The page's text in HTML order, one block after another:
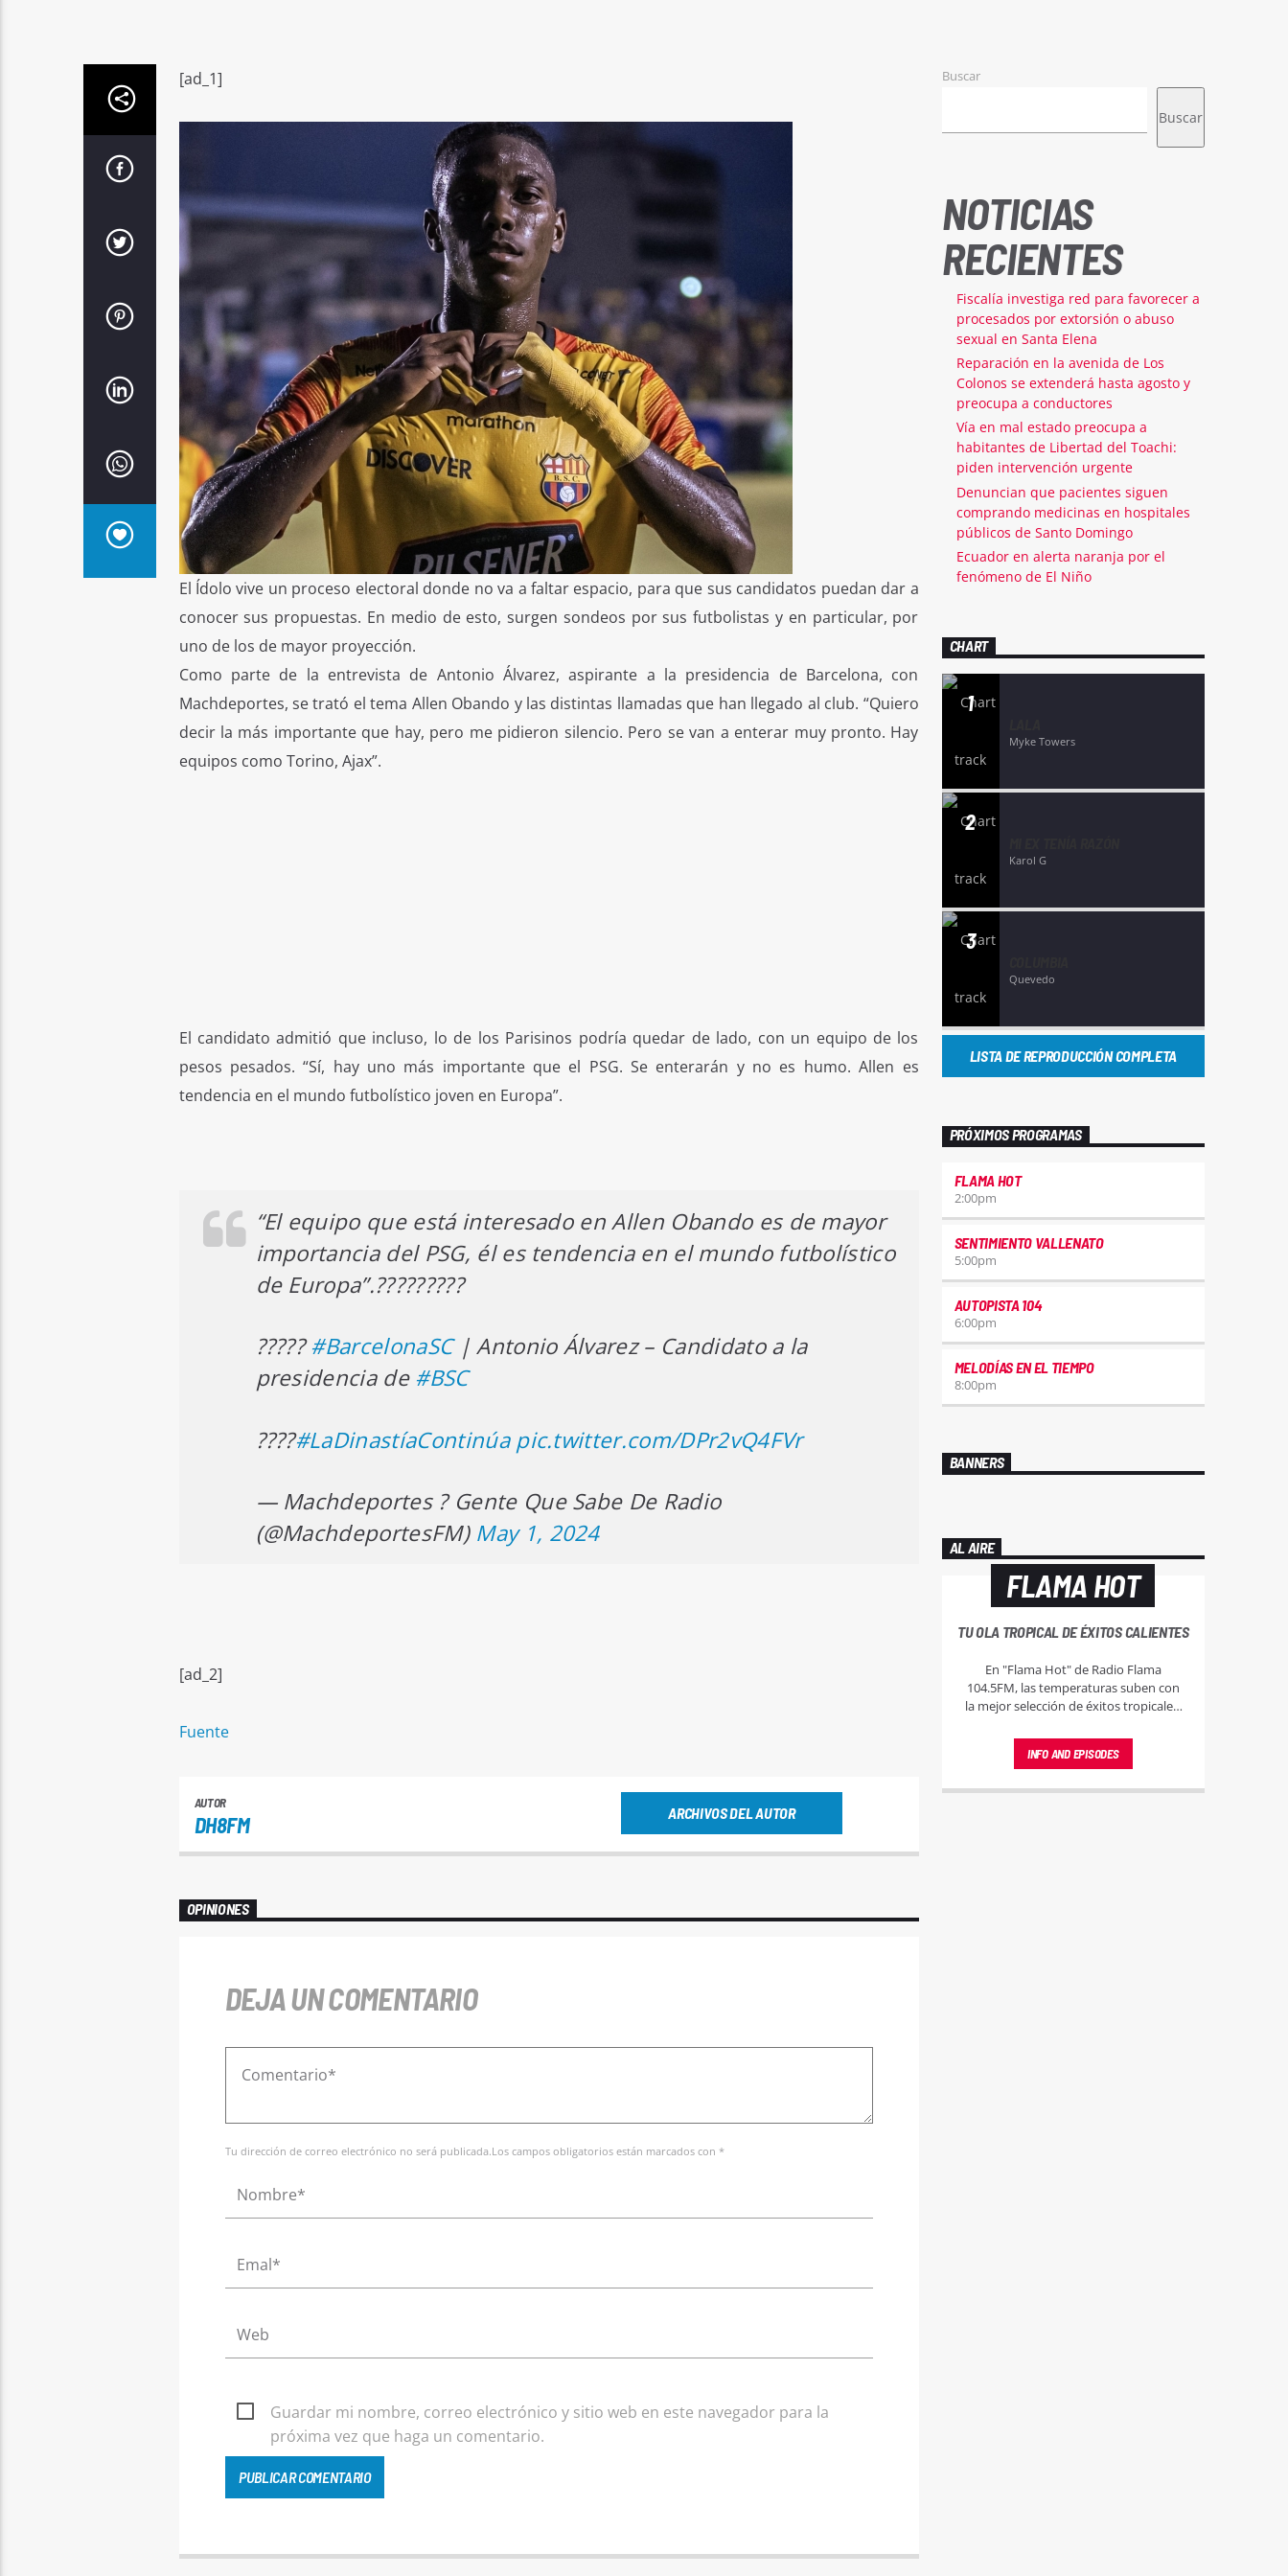
[ad_1]
El Ídolo vive un proceso electoral donde no va a faltar espacio, para que sus candidatos puedan dar a
conocer sus propuestas. En medio de esto, surgen sondeos por sus futbolistas y en particular, por
uno de los de mayor proyección.
Como parte de la entrevista de Antonio Álvarez, aspirante a la presidencia de Barcelona, con
Machdeportes, se trató el tema Allen Obando y las distintas llamadas que han llegado al club. “Quiero
decir la más importante que hay, pero me pidieron silencio. Pero se van a enterar muy pronto. Hay
equipos como Torino, Ajax”.
El candidato admitió que incluso, lo de los Parisinos podría quedar de lado, con un equipo de los
pesos pesados. “Sí, hay uno más importante que el PSG. Se enterarán y no es humo. Allen es
tendencia en el mundo futbolístico joven en Europa”.
“El equipo que está interesado en Allen Obando es de mayor
importancia del PSG, él es tendencia en el mundo futbolístico
de Europa”.?????????
?????#BarcelonaSC| Antonio Álvarez – Candidato a la
presidencia de #BSC
????#LaDinastíaContinúa pic.twitter.com/DPr2vQ4FVr
— Machdeportes ? Gente Que Sabe De Radio
(@MachdeportesFM) May 1, 2024
[ad_2]
Fuente
AUTOR
DH8FM ARCHIVOS DEL AUTOR
OPINIONES
DEJA UN COMENTARIO
Tu dirección de correo electrónico no será publicada.Los campos obligatorios están marcados con *
Guardar mi nombre, correo electrónico y sitio web en este navegador para la
próxima vez que haga un comentario.
Buscar
Buscar
NOTICIAS
RECIENTES
Fiscalía investiga red para favorecer a
procesados por extorsión o abuso
sexual en Santa Elena
Reparación en la avenida de Los
Colonos se extenderá hasta agosto y
preocupa a conductores
Vía en mal estado preocupa a
habitantes de Libertad del Toachi:
piden intervención urgente
Denuncian que pacientes siguen
comprando medicinas en hospitales
públicos de Santo Domingo
Ecuador en alerta naranja por el
fenómeno de El Niño
CHART
1
Myke Towers
2
Karol G
3
Quevedo
LISTA DE REPRODUCCIÓN COMPLETA
PRÓXIMOS PROGRAMAS
FLAMA HOT
2:00pm
SENTIMIENTO VALLENATO
5:00pm
AUTOPISTA 104
6:00pm
MELODÍAS EN EL TIEMPO
8:00pm
BANNERS
AL AIRE
FLAMA HOT
TU OLA TROPICAL DE ÉXITOS CALIENTES
En "Flama Hot" de Radio Flama
104.5FM, las temperaturas suben con
la mejor selección de éxitos tropicales.
INFO AND EPISODES